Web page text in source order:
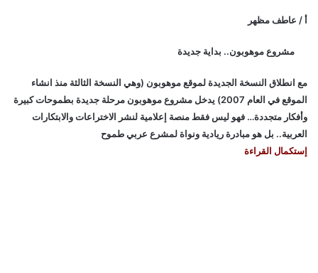
أ / عاطف مظهر
مشروع موهوبون.. بداية جديدة
مع انطلاق النسخة الجديدة لموقع موهوبون (وهي النسخة الثالثة منذ انشاء
الموقع في العام 2007) يدخل مشروع موهوبون مرحلة جديدة بطموحات كبيرة
وأفكار متجددة… فهو ليس فقط منصة إعلامية لنشر الاختراعات والابتكارات
العربية.. بل هو مبادرة ريادية ونواة لمشرع عربي طموح
إستكمال القراءة